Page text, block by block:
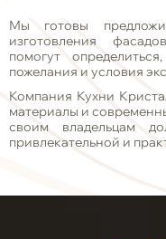
Мы готовы
изготовления
помогут
пожелания и условия
Компания Кухни
материалы и
своим владельцам
привлекательной и